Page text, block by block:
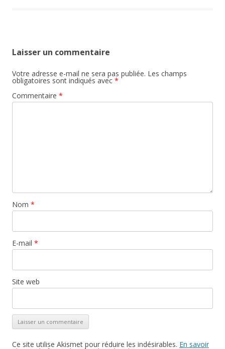
Laisser un commentaire
Votre adresse e-mail ne sera pas publiée. Les champs
obligatoires sont indiqués avec *
Commentaire *
Nom *
E-mail *
Site web
Ce site utilise Akismet pour réduire les indésirables. En savoir